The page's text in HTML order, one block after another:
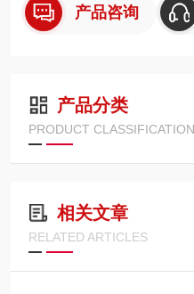
产品咨询
产品分类
PRODUCT CLASSIFICATION
相关文章
RELATED ARTICLES